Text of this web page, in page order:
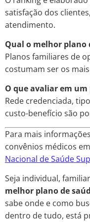
satisfação dos
atendimento.
Qual o melhor plano
Planos familiares de
costumam ser os
O que avaliar em um
Rede credenciada,
custo-benefício são
Para mais
convênios médicos
Nacional de Saúde
Seja individual,
melhor plano de
sabe onde e como
dentro de tudo, está